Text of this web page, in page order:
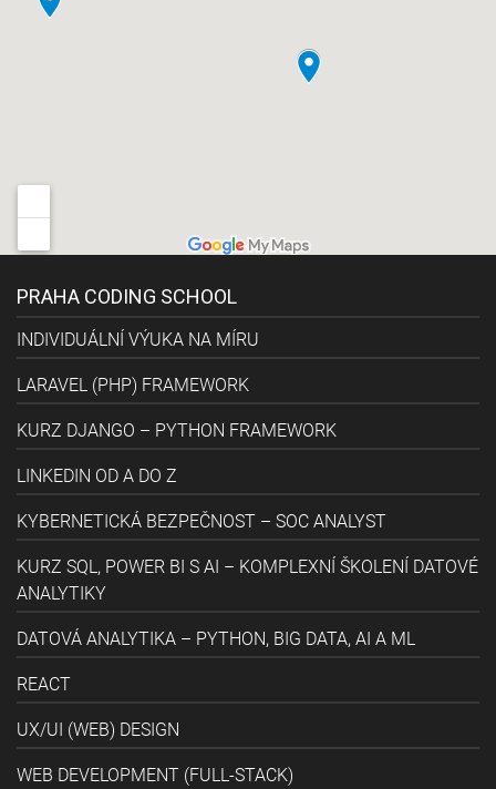
PRAHA CODING SCHOOL
INDIVIDUÁLNÍ VÝUKA NA MÍRU
LARAVEL (PHP) FRAMEWORK
KURZ DJANGO – PYTHON FRAMEWORK
LINKEDIN OD A DO Z
KYBERNETICKÁ BEZPEČNOST – SOC ANALYST
KURZ SQL, POWER BI S AI – KOMPLEXNÍ ŠKOLENÍ DATOVÉ
ANALYTIKY
DATOVÁ ANALYTIKA – PYTHON, BIG DATA, AI A ML
REACT
UX/UI (WEB) DESIGN
WEB DEVELOPMENT (FULL-STACK)